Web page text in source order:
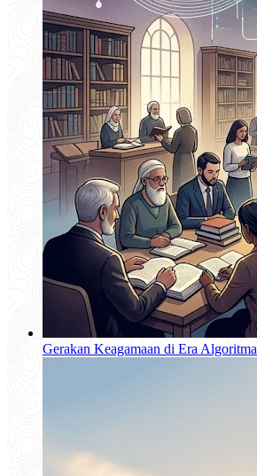
Gerakan Keagamaan di Era Algoritma